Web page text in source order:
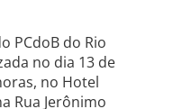
PCdoB do Rio
no dia 13 de
no Hotel
Rua Jerônimo